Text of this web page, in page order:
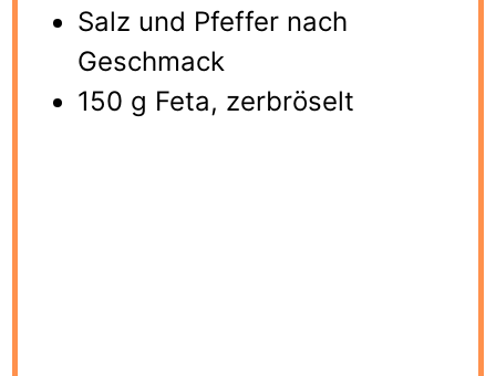
Salz und Pfeffer nach
Geschmack
150 g Feta, zerbröselt